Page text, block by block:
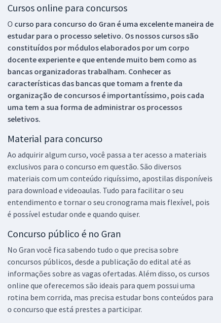
Cursos online para concursos
O curso para concurso do Gran é uma excelente maneira de
estudar para o processo seletivo. Os nossos cursos são
constituídos por módulos elaborados por um corpo
docente experiente e que entende muito bem como as
bancas organizadoras trabalham. Conhecer as
características das bancas que tomam a frente da
organização de concursos é importantíssimo, pois cada
uma tem a sua forma de administrar os processos
seletivos.
Material para concurso
Ao adquirir algum curso, você passa a ter acesso a materiais
exclusivos para o concurso em questão. São diversos
materiais com um conteúdo riquíssimo, apostilas disponíveis
para download e videoaulas. Tudo para facilitar o seu
entendimento e tornar o seu cronograma mais flexível, pois
é possível estudar onde e quando quiser.
Concurso público é no Gran
No Gran você fica sabendo tudo o que precisa sobre
concursos públicos, desde a publicação do edital até as
informações sobre as vagas ofertadas. Além disso, os cursos
online que oferecemos são ideais para quem possui uma
rotina bem corrida, mas precisa estudar bons conteúdos para
o concurso que está prestes a participar.